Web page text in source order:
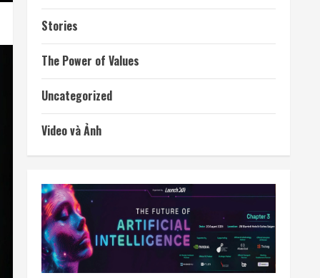
Stories
The Power of Values
Uncategorized
Video và Ảnh